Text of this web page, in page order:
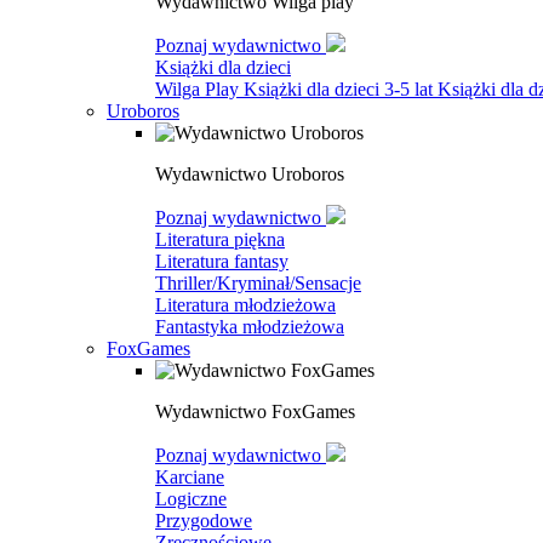
Poznaj wydawnictwo
Książki dla dzieci
Wilga Play Książki dla dzieci 3-5 lat Książki dla
Uroboros
Wydawnictwo Uroboros
Poznaj wydawnictwo
Literatura piękna
Literatura fantasy
Thriller/Kryminał/Sensacje
Literatura młodzieżowa
Fantastyka młodzieżowa
FoxGames
Wydawnictwo FoxGames
Poznaj wydawnictwo
Karciane
Logiczne
Przygodowe